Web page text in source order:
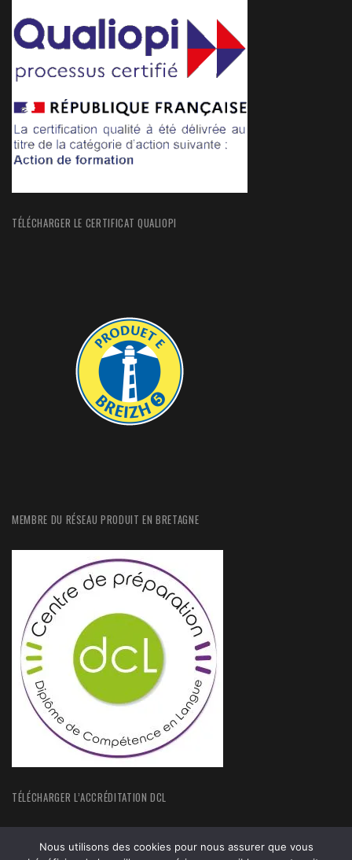
TÉLÉCHARGER LE CERTIFICAT QUALIOPI
MEMBRE DU RÉSEAU PRODUIT EN BRETAGNE
TÉLÉCHARGER L’ACCRÉDITATION DCL
Nous utilisons des cookies pour nous assurer que vous